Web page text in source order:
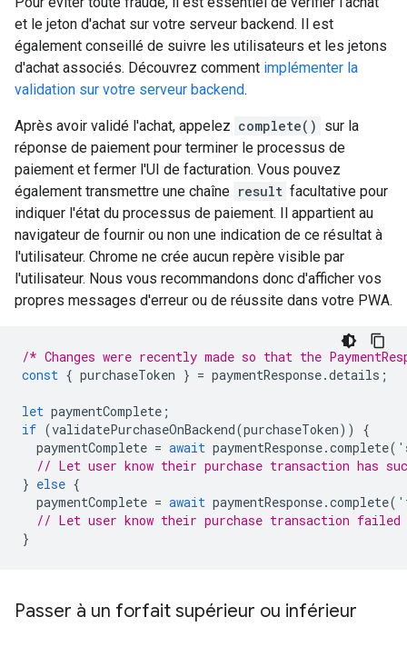
et le jeton d'achat sur votre serveur backend. Il est
également conseillé de suivre les utilisateurs et les jetons
d'achat associés. Découvrez comment implémenter la
validation sur votre serveur backend.
Après avoir validé l'achat, appelez complete() sur la
réponse de paiement pour terminer le processus de
paiement et fermer l'UI de facturation. Vous pouvez
également transmettre une chaîne result facultative pour
indiquer l'état du processus de paiement. Il appartient au
navigateur de fournir ou non une indication de ce résultat à
l'utilisateur. Chrome ne crée aucun repère visible par
l'utilisateur. Nous vous recommandons donc d'afficher vos
propres messages d'erreur ou de réussite dans votre PWA.
/* Changes were recently made so that the
const { purchaseToken } = paymentResponse.details ;
let paymentComplete ;
if (validatePurchaseOnBackend(purchaseToken))
{
paymentComplete = await paymentResponse.complete(
// Let user know their purchase transaction has
} else {
paymentComplete = await paymentResponse.complete(
// Let user know their purchase transaction
}
Passer à un forfait supérieur ou inférieur